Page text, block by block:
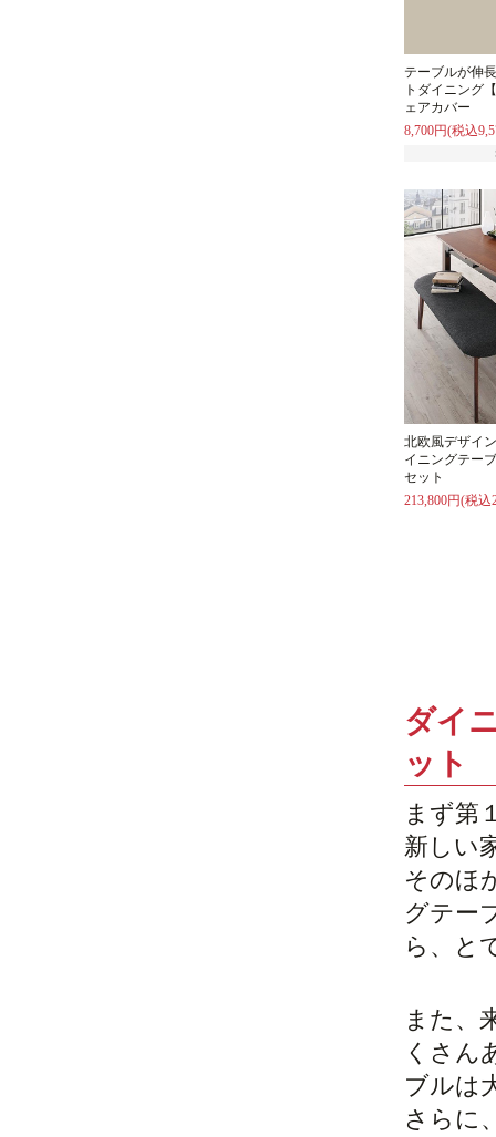
テーブルが伸
トダイニング
ェアカバー
8,700円(税込
北欧風デザイ
イニングテー
セット
213,800円(税込
ダイ
ット
まず第
新しい
そのほ
グテー
ら、と
また、
くさん
ブルは
さらに